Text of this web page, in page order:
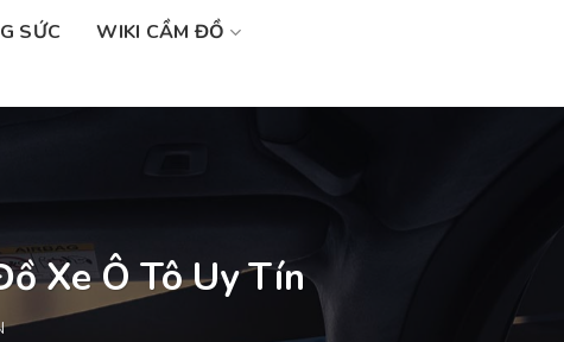
SỨC
WIKI CẦM ĐỒ
Xe Ô Tô Uy Tín